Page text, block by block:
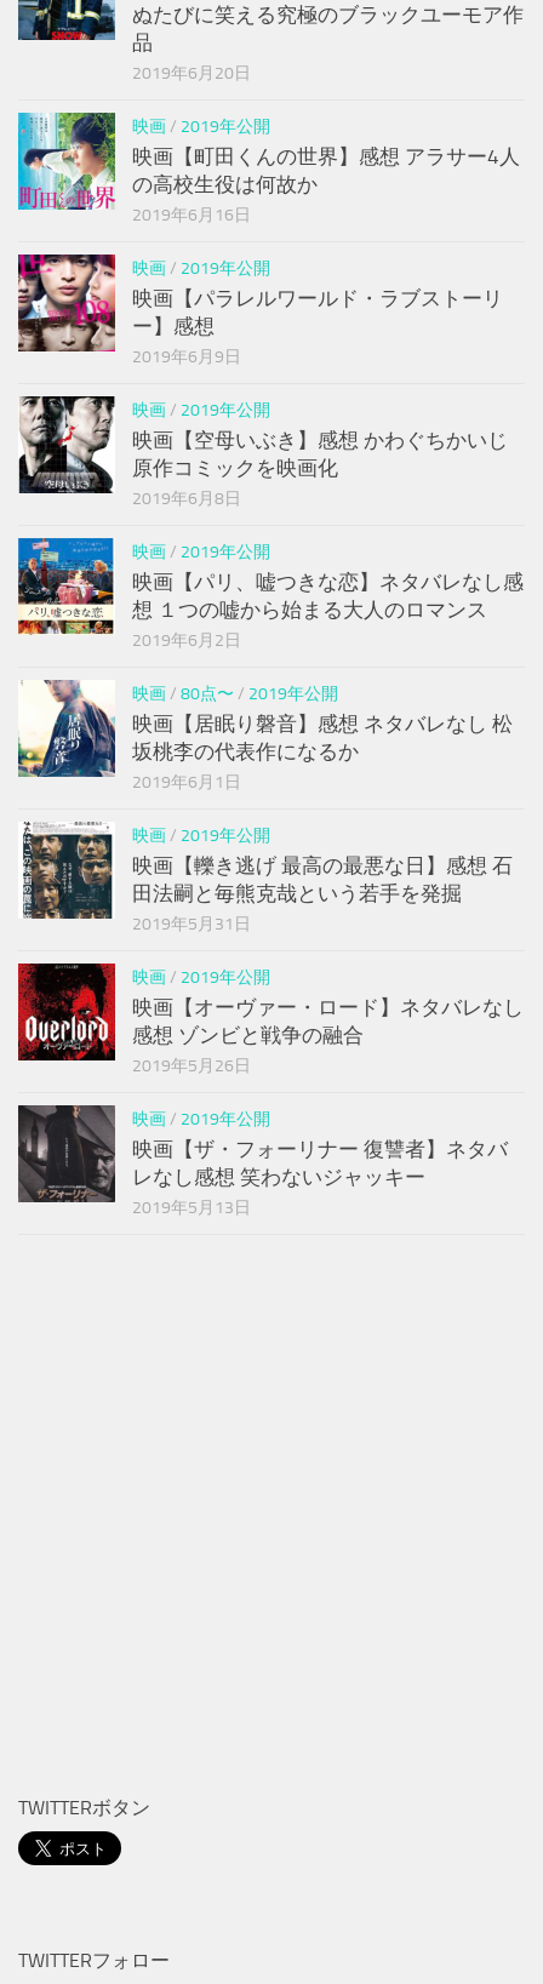
ぬたびに笑える究極のブラックユーモア作
品
2019年6月20日
映画/ 2019年公開
映画【町田くんの世界】感想 アラサー4人
の高校生役は何故か
2019年6月16日
映画/ 2019年公開
映画【パラレルワールド・ラブストーリ
ー】感想
2019年6月9日
映画/ 2019年公開
映画【空母いぶき】感想 かわぐちかいじ
原作コミックを映画化
2019年6月8日
映画/ 2019年公開
映画【パリ、嘘つきな恋】ネタバレなし感
想 １つの嘘から始まる大人のロマンス
2019年6月2日
映画/ 80点〜 / 2019年公開
映画【居眠り磐音】感想 ネタバレなし 松
坂桃李の代表作になるか
2019年6月1日
映画/ 2019年公開
映画【轢き逃げ 最高の最悪な日】感想 石
田法嗣と毎熊克哉という若手を発掘
2019年5月31日
映画/ 2019年公開
映画【オーヴァー・ロード】ネタバレなし
感想 ゾンビと戦争の融合
2019年5月26日
映画/ 2019年公開
映画【ザ・フォーリナー 復讐者】ネタバ
レなし感想 笑わないジャッキー
2019年5月13日
TWITTERボタン
TWITTERフォロー